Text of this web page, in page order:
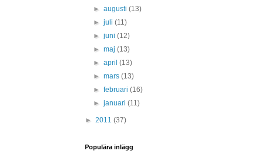
►augusti(13)
►juli(11)
►juni(12)
►maj(13)
►april(13)
►mars(13)
►februari(16)
►januari(11)
► 2011 (37)
Populära inlägg